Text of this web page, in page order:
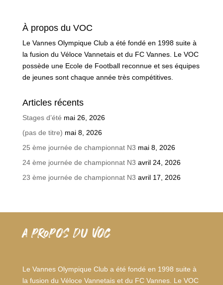
À propos du VOC
Le Vannes Olympique Club a été fondé en 1998 suite à
la fusion du Véloce Vannetais et du FC Vannes. Le VOC
possède une Ecole de Football reconnue et ses équipes
de jeunes sont chaque année très compétitives.
Articles récents
Stages d’été mai 26, 2026
(pas de titre) mai 8, 2026
25 ème journée de championnat N3 mai 8, 2026
24 ème journée de championnat N3 avril 24, 2026
23 ème journée de championnat N3 avril 17, 2026
A PROPOS DU VOC
Le Vannes Olympique Club a été fondé en 1998 suite à
la fusion du Véloce Vannetais et du FC Vannes. Le VOC